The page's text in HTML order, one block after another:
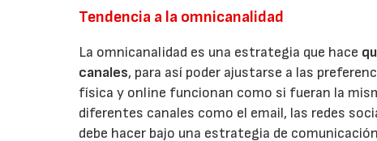
Tendencia a la omnicanalidad
La omnicanalidad es una estrategia que hace
canales, para así poder ajustarse a las
física y online funcionan como si fueran la
diferentes canales como el email, las redes
debe hacer bajo una estrategia de